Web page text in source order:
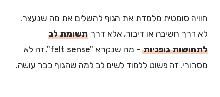
חוויה סומטית מלמדת את הגוף להשלים את מה שנעצר.
לא דרך חשיבה או דיבור, אלא דרך תשומת לב
לתחושות גופניות
– מה שנקרא "felt sense". זה לא
מסתורי. זה פשוט ללמוד לשים לב למה שהגוף כבר עושה.